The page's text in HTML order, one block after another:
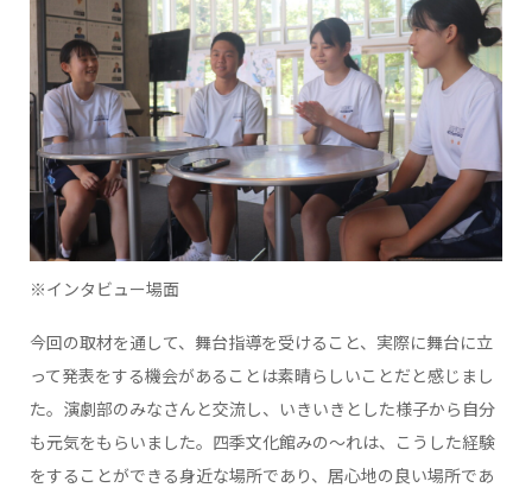
※インタビュー場面
今回の取材を通して、舞台指導を受けること、実際に舞台に立
って発表をする機会があることは素晴らしいことだと感じまし
た。演劇部のみなさんと交流し、いきいきとした様子から自分
も元気をもらいました。四季文化館みの～れは、こうした経験
をすることができる身近な場所であり、居心地の良い場所であ